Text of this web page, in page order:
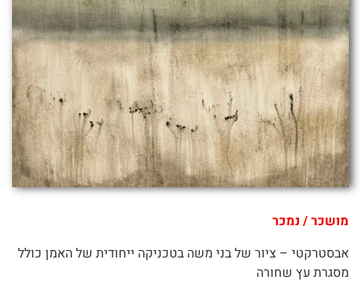
מושכר / נמכר
אבסטרקטי – ציור של בני משה בטכניקה ייחודית של האמן כולל
מסגרת עץ שחורה